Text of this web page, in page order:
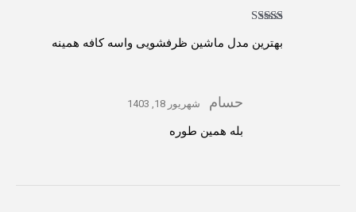
بهترین مدل ماشین ظرفشویی واسه کافه همینه
حسام شهریور 18, 1403
بله همین طوره